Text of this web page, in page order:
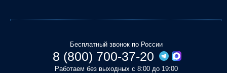
Бесплатный звонок по России
8 (800) 700-37-20
Работаем без выходных с 8:00 до 19:00